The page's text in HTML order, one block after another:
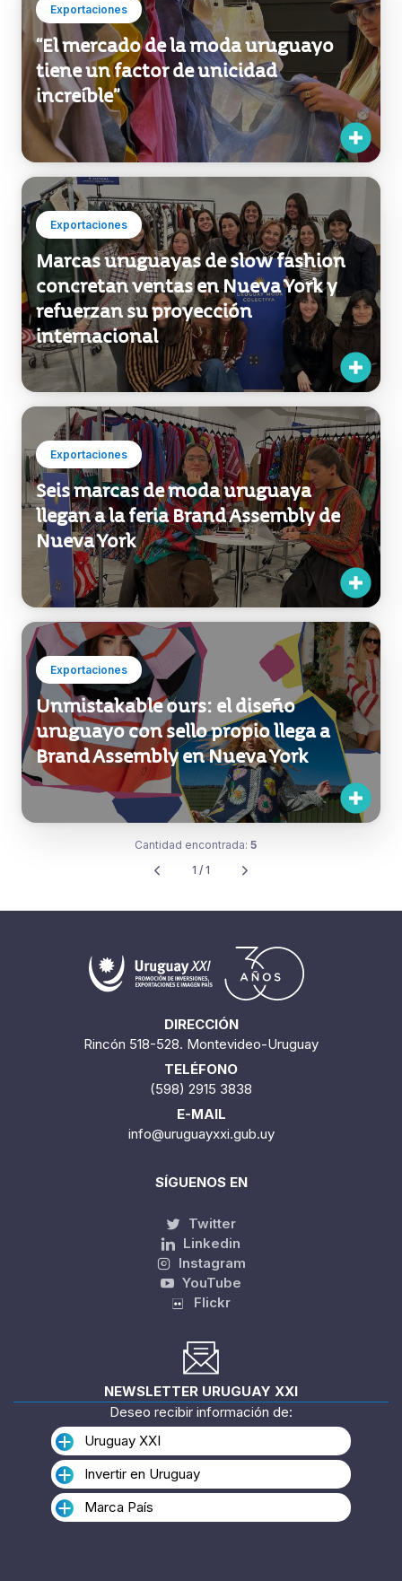
Exportaciones
“El mercado de la moda uruguayo
tiene un factor de unicidad
increíble”
Exportaciones
Marcas uruguayas de slow fashion
concretan ventas en Nueva York y
refuerzan su proyección
internacional
Exportaciones
Seis marcas de moda uruguaya
llegan a la feria Brand Assembly de
Nueva York
Exportaciones
Unmistakable ours: el diseño
uruguayo con sello propio llega a
Brand Assembly en Nueva York
Cantidad encontrada:5
1 / 1
DIRECCIÓN
TELÉFONO
E-MAIL
info@uruguayxxi.gub.uy
SÍGUENOS EN
Linkedin
Instagram
YouTube
Flickr
NEWSLETTER URUGUAY XXI
Deseo recibir información de: